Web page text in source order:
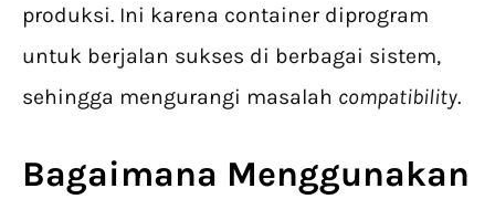
produksi. Ini karena container diprogram
untuk berjalan sukses di berbagai sistem,
sehingga mengurangi masalah compatibility.
Bagaimana Menggunakan